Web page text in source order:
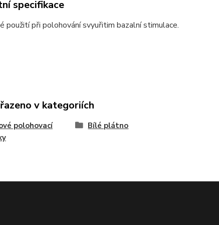
specifikace
použití při polohování svyuřitim bazalní stimulace.
v kategoriích
polohovací
Bílé plátno